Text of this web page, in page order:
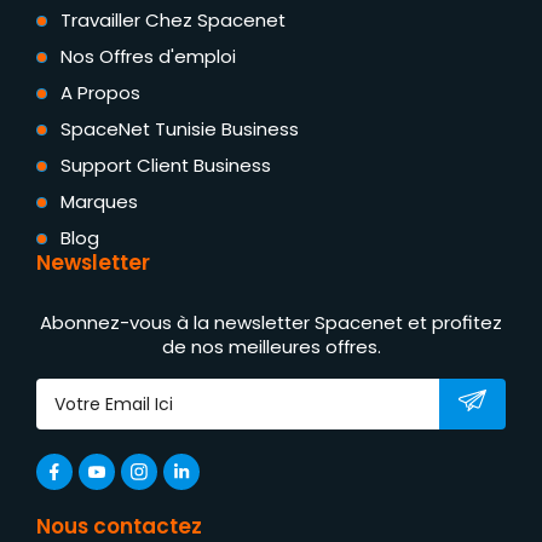
Travailler Chez Spacenet
Nos Offres d'emploi
A Propos
SpaceNet Tunisie Business
Support Client Business
Marques
Blog
Newsletter
Abonnez-vous à la newsletter Spacenet et profitez
de nos meilleures offres.
Nous contactez